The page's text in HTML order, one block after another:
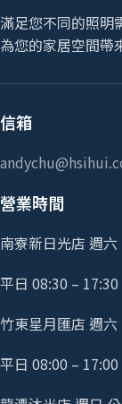
滿足您不同的照明
為您的家居空間帶
信箱
營業時間
南寮新日光店 週六
平日 08:30 – 17:30
竹東星月匯店 週六
平日 08:00 – 17:00